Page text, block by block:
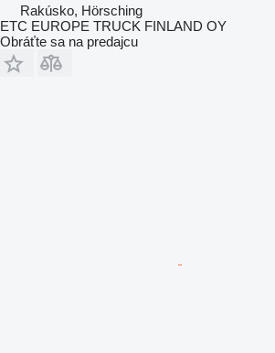
Rakúsko, Hörsching
ETC EUROPE TRUCK FINLAND OY
Obráťte sa na predajcu